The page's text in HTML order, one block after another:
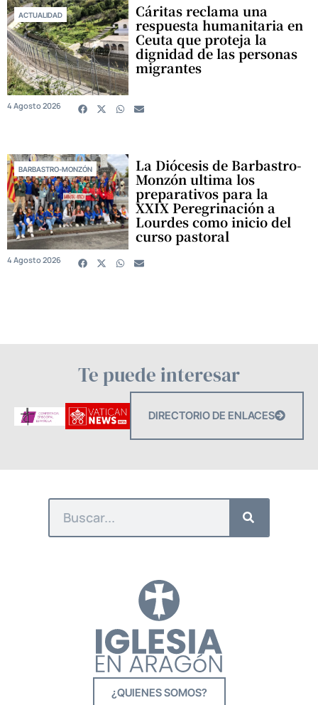
ACTUALIDAD Cáritas reclama una
respuesta humanitaria en
Ceuta que proteja la
dignidad de las personas
migrantes
4 Agosto 2026
BARBASTRO-MONZÓN La Diócesis de Barbastro-
Monzón ultima los
preparativos para la
XXIX Peregrinación a
Lourdes como inicio del
curso pastoral
4 Agosto 2026
Te puede interesar
DIRECTORIO DE ENLACES
¿QUIENES SOMOS?